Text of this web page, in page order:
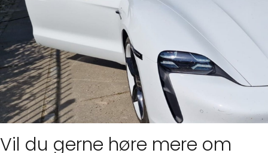
Vil du gerne høre mere om